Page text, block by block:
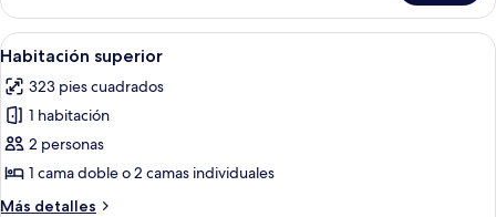
individual
estándar
Abrir
todas
las
fotos
de
Habitación
superior
Una cama bien tendida con sábanas
9
Habitación superior
323 pies cuadrados
1 habitación
2 personas
1 cama doble o 2 camas individuales
Más detalles
Más